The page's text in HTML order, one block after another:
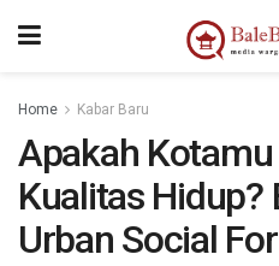
Home Kabar Baru
Apakah
Kualitas Hidup?
Urban Social